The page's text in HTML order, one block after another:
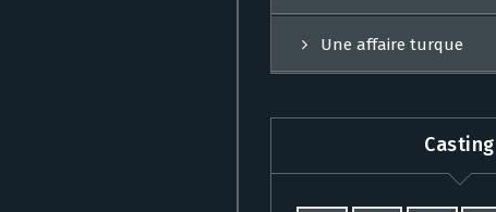
Une affaire turque
Casting